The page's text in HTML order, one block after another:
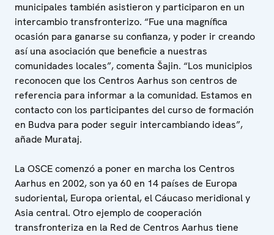
municipales también asistieron y participaron en un
intercambio transfronterizo. “Fue una magnífica
ocasión para ganarse su confianza, y poder ir creando
así una asociación que beneficie a nuestras
comunidades locales”, comenta Šajin. “Los municipios
reconocen que los Centros Aarhus son centros de
referencia para informar a la comunidad. Estamos en
contacto con los participantes del curso de formación
en Budva para poder seguir intercambiando ideas”,
añade Murataj.
La OSCE comenzó a poner en marcha los Centros
Aarhus en 2002, son ya 60 en 14 países de Europa
sudoriental, Europa oriental, el Cáucaso meridional y
Asia central. Otro ejemplo de cooperación
transfronteriza en la Red de Centros Aarhus tiene